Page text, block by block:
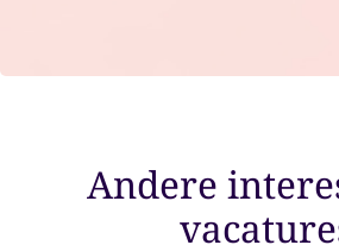
Andere